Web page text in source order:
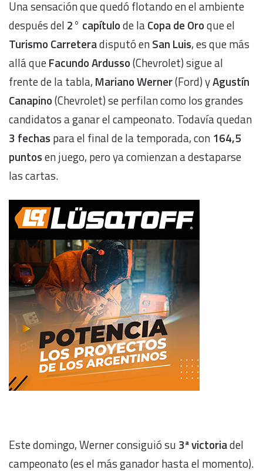
Una sensación que quedó flotando en el ambiente
después del 2° capítulode laCopa de Oroque el
Turismo Carreteradisputó enSan Luis, es que más
allá queFacundo Ardusso(Chevrolet) sigue al
frente de la tabla, Mariano Werner(Ford) yAgustín
Canapino(Chevrolet) se perfilan como los grandes
candidatos a ganar el campeonato. Todavía quedan
3 fechas para el final de la temporada, con 164,5
puntosen juego, pero ya comienzan a destaparse
las cartas.
Este domingo, Werner consiguió su 3ª victoriadel
campeonato (es el más ganador hasta el momento).